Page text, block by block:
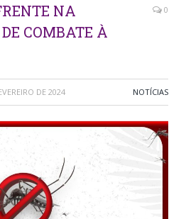
NA
COMBATE À
0
DE 2024 NOTÍCIAS